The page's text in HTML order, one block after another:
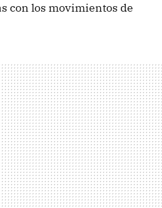
con los movimientos de